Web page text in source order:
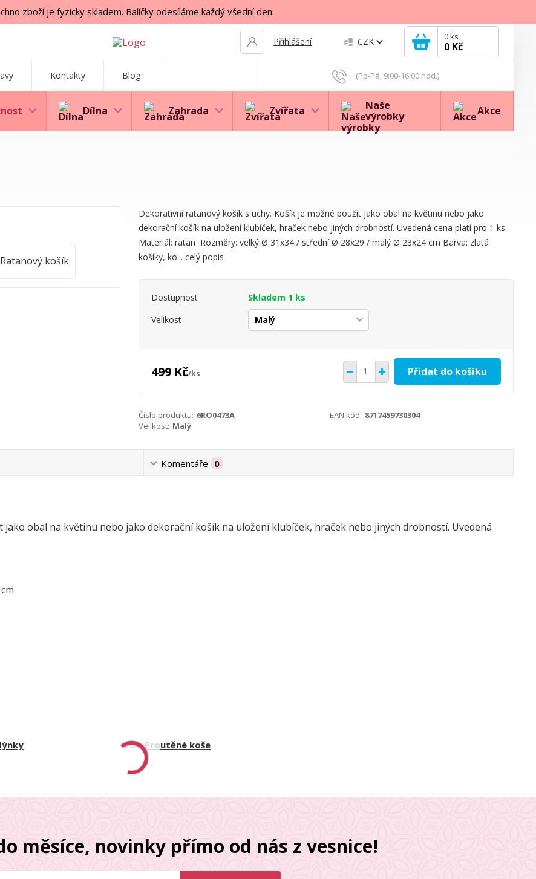
zboží je fyzicky skladem. Balíčky odesíláme každý všední den.
Kontakty Blog
CZK
Přihlášení
(Po-Pá, 9:00-16:00 hod.)
0ks
0 Kč
Dílna Zahrada Zvířata
Naše
výrobky
Akce
Dekorativní ratanový košík s uchy. Košík je možné použít jako obal na květinu nebo jako
dekorační košík na uložení klubíček, hraček nebo jiných drobností. Uvedená cena platí pro 1 ks.
Materiál: ratan Rozměry: velký Ø 31x34 / střední Ø 28x29 / malý Ø 23x24 cm Barva: zlatá
košíky, ko... celý popis
Dostupnost
Skladem 1 ks
Velikost
499 Kč/ks Přidat do košíku
Číslo produktu: 6RO0473A EAN kód: 8717459730304
Velikost: Malý
Komentáře 0
obal na květinu nebo jako dekorační košík na uložení klubíček, hraček nebo jiných drobností. Uvedená
Proutěné koše
měsíce, novinky přímo od nás z vesnice!